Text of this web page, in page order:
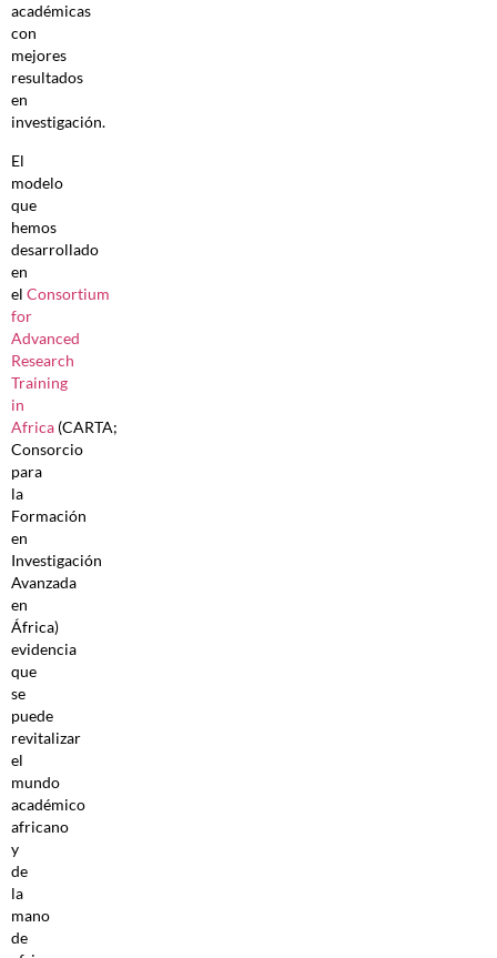
académicas
con
mejores
resultados
en
investigación.
El
modelo
que
hemos
desarrollado
en
el Consortium
for
Advanced
Research
Training
in
Africa (CARTA;
Consorcio
para
la
Formación
en
Investigación
Avanzada
en
África)
evidencia
que
se
puede
revitalizar
el
mundo
académico
africano
y
de
la
mano
de